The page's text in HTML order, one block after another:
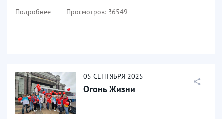
Подробнее Просмотров: 36549
05 СЕНТЯБРЯ 2025
Огонь Жизни